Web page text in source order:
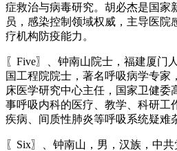
症救治与病毒研究。胡必杰是国家
员，感染控制领域权威，主导医院
疗机构防疫能力。
〖Five〗、钟南山院士，福建厦门
国工程院院士，著名呼吸病学专家
床医学研究中心主任，国家卫健委
事呼吸内科的医疗、教学、科研工
疾病、间质性肺炎等呼吸系统疑难
〖Six〗、钟南山，男，汉族，中